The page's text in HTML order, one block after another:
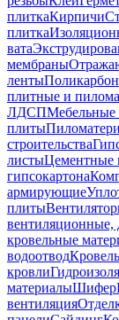
плиткаКирпичи
плитка
вата
мембраны
ленты
плитные и
ЛДСП
плиты
строительства
листыЦементные
гипсокартона
армирующие
плиты
кровельные
водоотвод
кровли
материалыШифер
вентиляция